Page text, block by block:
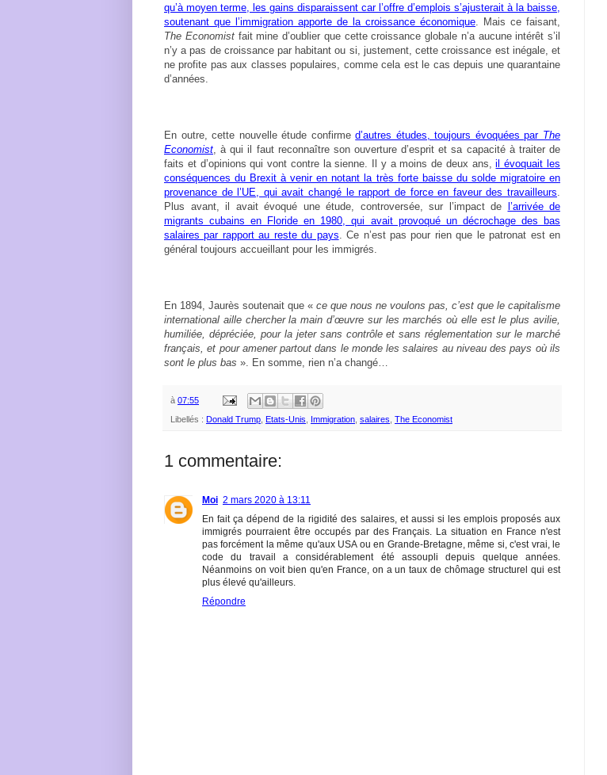
qu’à moyen terme, les gains disparaissent car l’offre d’emplois s’ajusterait à la baisse,
soutenant que l’immigration apporte de la croissance économique . Mais ce faisant,
The Economistfait mine d’oublier que cette croissance globale n’a aucune intérêt s’il
n’y a pas de croissance par habitant ou si, justement, cette croissance est inégale, et
ne profite pas aux classes populaires, comme cela est le cas depuis une quarantaine
d’années.
En outre, cette nouvelle étude confirmed’autres études, toujours évoquées par The
Economist , à qui il faut reconnaître son ouverture d’esprit et sa capacité à traiter de
faits et d’opinions qui vont contre la sienne. Il y a moins de deux ans,il évoquait les
conséquences du Brexit à venir en notant la très forte baisse du solde migratoire en
provenance de l’UE, qui avait changé le rapport de force en faveur des travailleurs
Plus avant, il avait évoqué une étude, controversée, sur l’impact de l’arrivée de
migrants cubains en Floride en 1980, qui avait provoqué un décrochage des bas
salaires par rapport au reste du pays . Ce n’est pas pour rien que le patronat est en
général toujours accueillant pour les immigrés.
En 1894, Jaurès soutenait que « ce que nous ne voulons pas, c’est que le capitalisme
international aille chercher la main d’œuvre sur les marchés où elle est le plus avilie,
humiliée, dépréciée, pour la jeter sans contrôle et sans réglementation sur le marché
français, et pour amener partout dans le monde les salaires au niveau des pays où ils
sont le plus bas ». En somme, rien n’a changé…
à 07:55
Libellés : Donald Trump Etats-Unis Immigration salaires The Economist
1 commentaire:
Moi 2 mars 2020 à 13:11
En fait ça dépend de la rigidité des salaires, et aussi si les emplois proposés aux
immigrés pourraient être occupés par des Français. La situation en France n'est
pas forcément la même qu'aux USA ou en Grande-Bretagne, même si, c'est vrai, le
code du travail a considérablement été assoupli depuis quelque années.
Néanmoins on voit bien qu'en France, on a un taux de chômage structurel qui est
plus élevé qu'ailleurs.
Répondre